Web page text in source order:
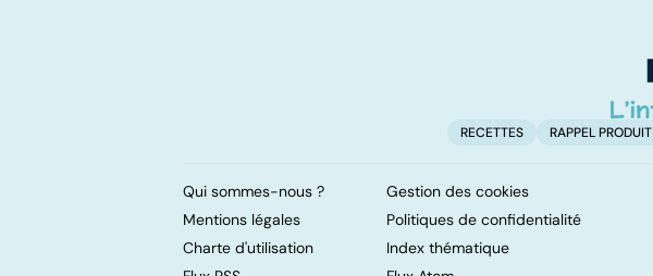
RECETTES RAPPEL PRODUIT
Qui sommes-nous ?
Gestion des cookies
Mentions légales
Politiques de confidentialité
Charte d'utilisation
Index thématique